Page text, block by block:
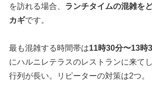
を訪れる場合、 ランチタイムの混雑を
カギです。
最も混雑する時間帯は11時30分〜13時
にハルニレテラスのレストランに来て
行列が長い。リピーターの対策は2つ。